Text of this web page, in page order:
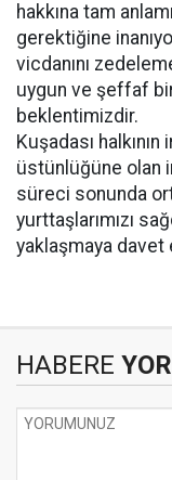
hakkına tam
gerektiğine
vicdanını
uygun ve şeffaf
beklentimizdir.
Kuşadası
üstünlüğüne olan
süreci sonunda
yurttaşlarımızı
yaklaşmaya davet
HABERE